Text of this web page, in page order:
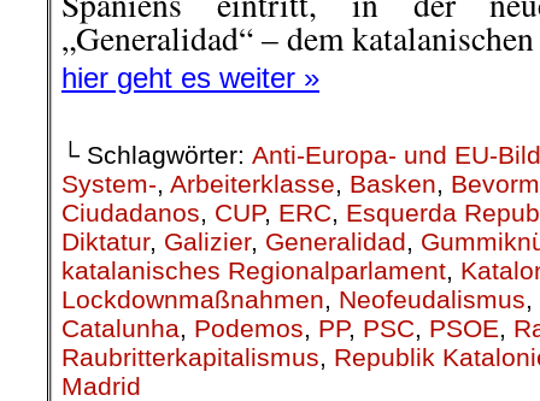
„Generalidad“ – dem
hier geht es weiter »
└ Schlagwörter: Anti-Europa- und EU-
System-, Arbeiterklasse, Basken,
Ciudadanos, CUP, ERC, Esquerda
Diktatur, Galizier, Generalidad,
katalanisches Regionalparlament,
Lockdownmaßnahmen, Neofeudalismus,
Catalunha, Podemos, PP, PSC, PSOE,
Raubritterkapitalismus, Republik
Madrid